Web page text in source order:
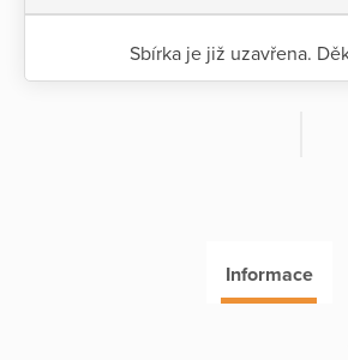
Sbírka je již uzavřena.
Informace